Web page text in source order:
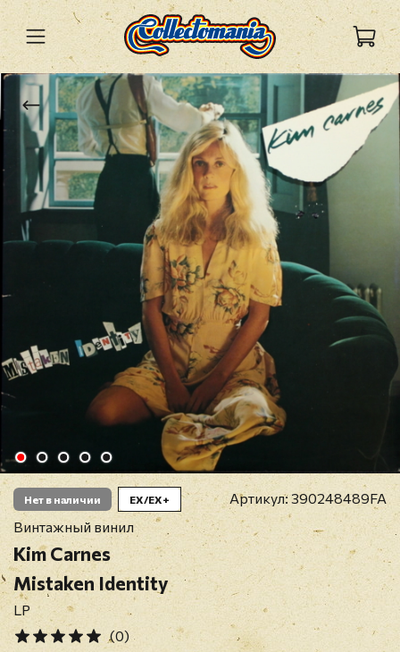
Нет в наличии EX/EX+ Артикул:390248489FA
Винтажный винил
Kim Carnes
Mistaken Identity
LP
(0)